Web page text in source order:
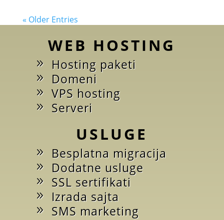
« Older Entries
WEB HOSTING
Hosting paketi
Domeni
VPS hosting
Serveri
USLUGE
Besplatna migracija
Dodatne usluge
SSL sertifikati
Izrada sajta
SMS marketing